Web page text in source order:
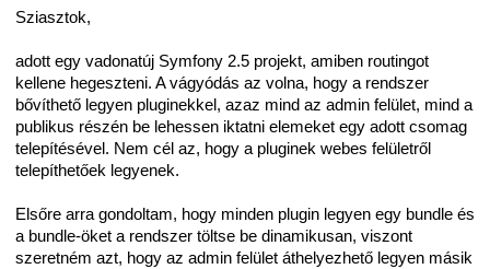
Sziasztok,
adott egy vadonatúj Symfony 2.5 projekt, amiben routingot
kellene hegeszteni. A vágyódás az volna, hogy a rendszer
bővíthető legyen pluginekkel, azaz mind az admin felület, mind a
publikus részén be lehessen iktatni elemeket egy adott csomag
telepítésével. Nem cél az, hogy a pluginek webes felületről
telepíthetőek legyenek.
Elsőre arra gondoltam, hogy minden plugin legyen egy bundle és
a bundle-öket a rendszer töltse be dinamikusan, viszont
szeretném azt, hogy az admin felület áthelyezhető legyen másik